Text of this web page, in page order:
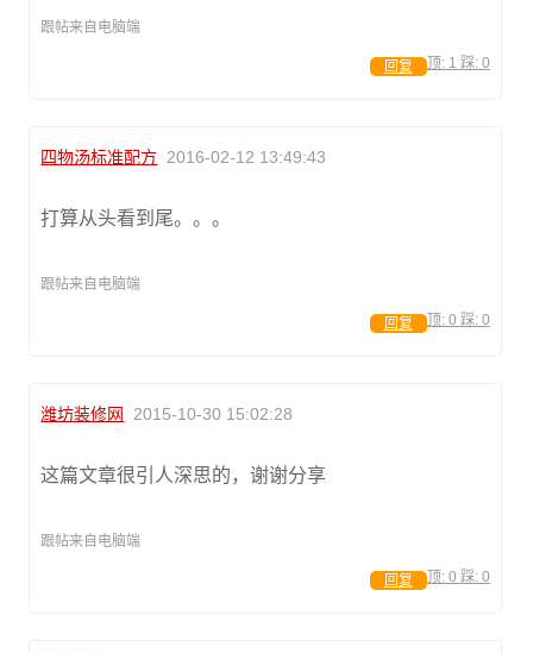
跟帖来自电脑端
顶: 1 踩: 0
回复
四物汤标准配方 2016-02-12 13:49:43
打算从头看到尾。。。
跟帖来自电脑端
顶: 0 踩: 0
回复
潍坊装修网 2015-10-30 15:02:28
这篇文章很引人深思的，谢谢分享
跟帖来自电脑端
顶: 0 踩: 0
回复